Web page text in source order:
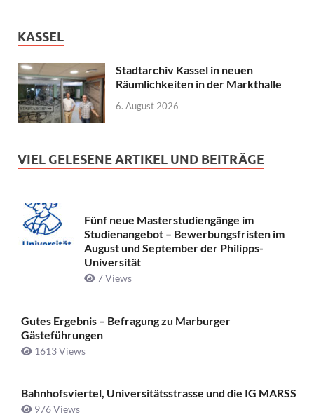
KASSEL
Stadtarchiv Kassel in neuen
Räumlichkeiten in der Markthalle
6. August 2026
VIEL GELESENE ARTIKEL UND BEITRÄGE
Fünf neue Masterstudiengänge im
Studienangebot – Bewerbungsfristen im
August und September der Philipps-
Universität
7 Views
Gutes Ergebnis – Befragung zu Marburger
Gästeführungen
1613 Views
Bahnhofsviertel, Universitätsstrasse und die IG MARSS
976 Views